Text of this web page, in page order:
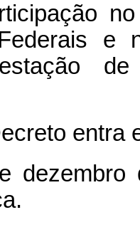
no
e
entra
dezembro